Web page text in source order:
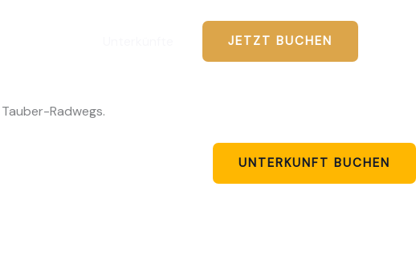
JETZT BUCHEN
Radwegs.
UNTERKUNFT BUCHEN